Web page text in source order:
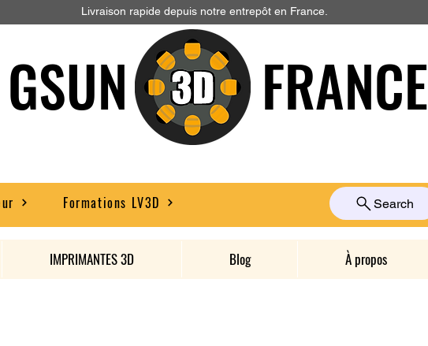
Livraison rapide depuis notre entrepôt en France.
GSUN FRANCE
Formations LV3D Search
IMPRIMANTES 3D Blog À propos